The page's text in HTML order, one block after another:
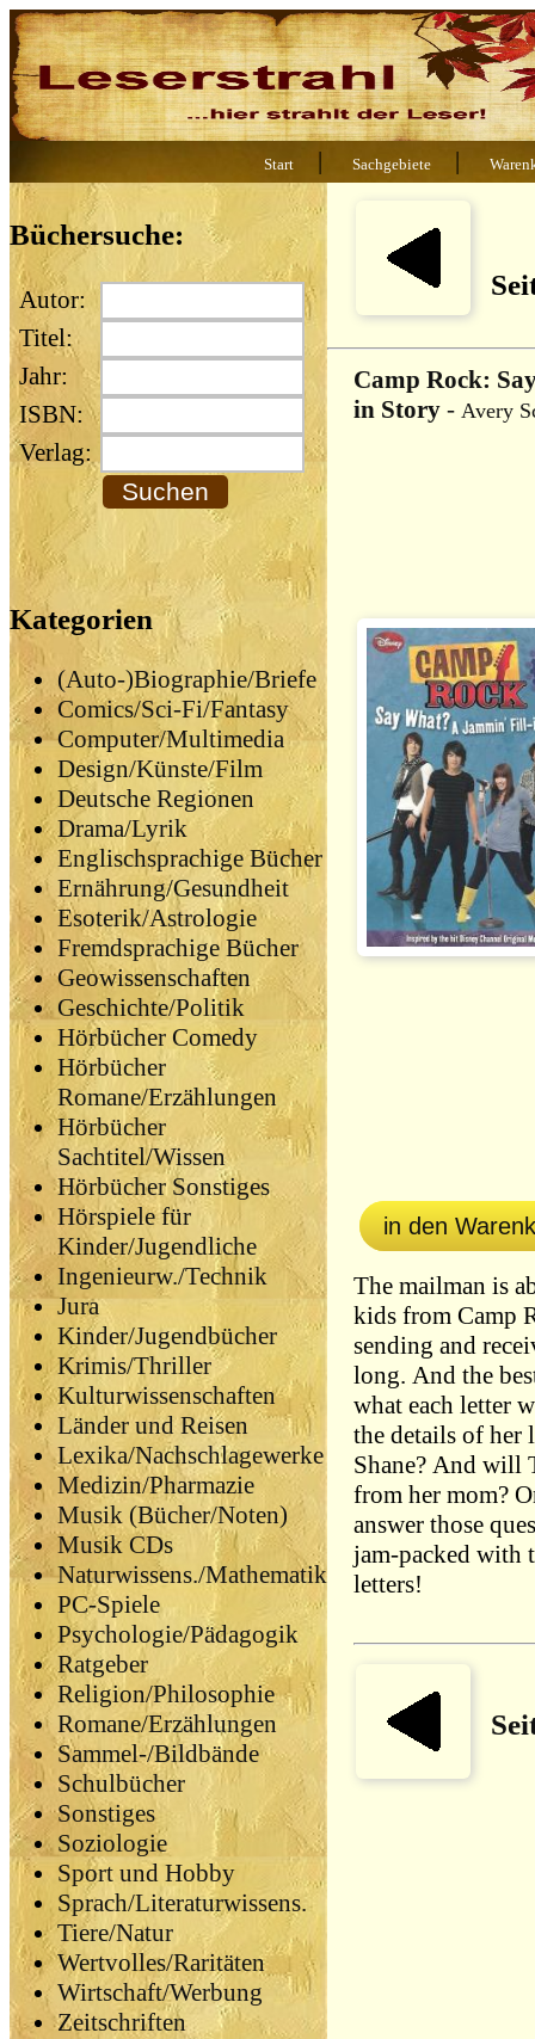
Start | Sachgebiete |
Büchersuche:
Autor:
Titel:
Jahr:
ISBN:
Verlag:
Kategorien
(Auto-)Biographie/Briefe
Comics/Sci-Fi/Fantasy
Computer/Multimedia
Design/Künste/Film
Deutsche Regionen
Drama/Lyrik
Englischsprachige Bücher
Ernährung/Gesundheit
Esoterik/Astrologie
Fremdsprachige Bücher
Geowissenschaften
Geschichte/Politik
Hörbücher Comedy
Hörbücher
Romane/Erzählungen
Hörbücher
Sachtitel/Wissen
Hörbücher Sonstiges
Hörspiele für
Kinder/Jugendliche
Ingenieurw./Technik
Jura
Kinder/Jugendbücher
Krimis/Thriller
Kulturwissenschaften
Länder und Reisen
Lexika/Nachschlagewerke
Medizin/Pharmazie
Musik (Bücher/Noten)
Musik CDs
Naturwissens./Mathematik
PC-Spiele
Psychologie/Pädagogik
Ratgeber
Religion/Philosophie
Romane/Erzählungen
Sammel-/Bildbände
Schulbücher
Sonstiges
Soziologie
Sport und Hobby
Sprach/Literaturwissens.
Tiere/Natur
Wertvolles/Raritäten
Wirtschaft/Werbung
Zeitschriften
Camp Rock:
in Story - Avery
in den
The mailman is
kids from Camp
sending and
long. And the
what each letter
the details of her
Shane? And will
from her mom?
answer those
jam-packed
letters!